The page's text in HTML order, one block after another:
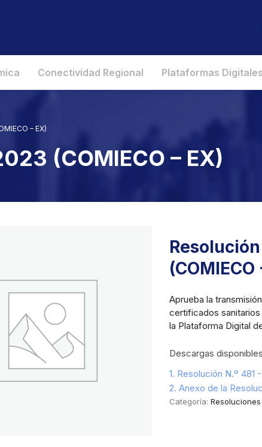
Conectividad Regional Plataformas Digitales
– EX)
(COMIECO – EX)
(COMIECO
Aprueba la
certificados
la Plataforma Digital
Descargas disponibles
1. Resolución N.º 481
2. Anexo de la
Categoría: Resoluciones